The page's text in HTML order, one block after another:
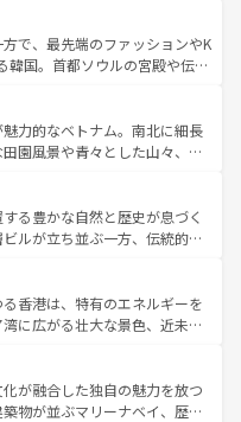
ワイ情報
ほしい。
しており、サーフィンやダイ
ウトドア好きにはたまらな
魅力を存分に味わいつくそ
る台湾東部など、都市の喧騒
り、訪れる人に新しい発見と
た、奥深い台湾の食文化も魅
など、バラエティ豊かな料理
着の台湾情報は コンテンツ一覧を参
で、最先端のファッションやK
韓国。首都ソウルの宮殿や伝統
折々の自然美を楽しむことが
肉、絶品のストリートフード
待っている。夜には、韓国な
の多彩な魅力を心ゆくまで味
ほしい。 なお、新着の韓国情報はコンテンツ一
力的なベトナム。南北に細長
園風景や青々とした山々、世
く。ハノイの古い町並みやホ
代の建物も、独特の雰囲気を
エティの豊かさとおいしさで
ベトナムコーヒーなどは、ぜ
域を訪れてもあたたかい人々
、きっと忘れられない旅にな
る豊かな自然と歴史が息づく
ルが立ち並ぶ一方、伝統的な
ではチェンマイなどの山岳地
はプーケットやクラビの美し
しむことができる。タイ料理
、どの季節にも異なる楽しみ
タイの人々、仏教を中心とし
源が、訪れる旅人を魅了し続
香港は、特有のエネルギーを
に広がる壮大な景色、近未来
はず。観光スポットが密集し
回れるのも魅力。息をのむよ
で、香港を存分に楽しみ尽く
が融合した独自の魅力を放つ
物が並ぶマリーナベイ、歴史